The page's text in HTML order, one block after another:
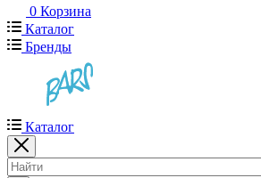
0 Корзина
Каталог
Бренды
Каталог